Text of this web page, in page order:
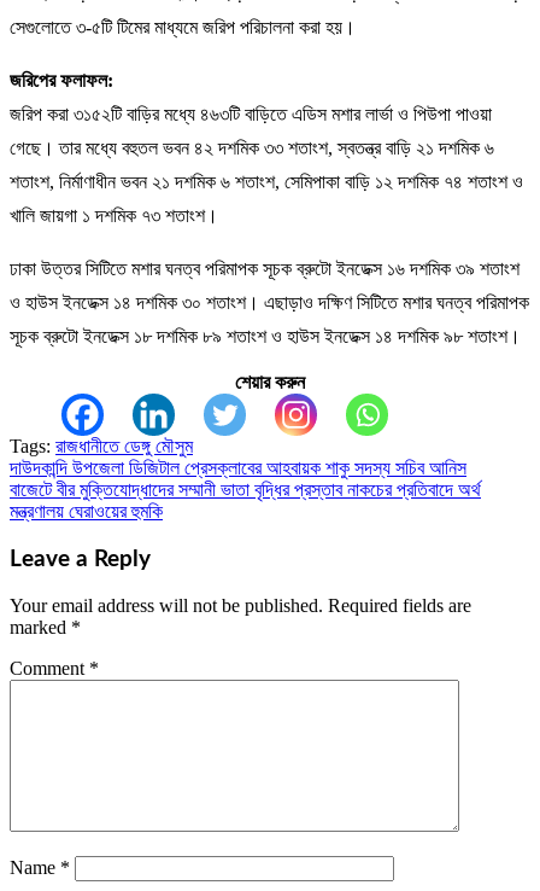
সেগুলোতে ৩-৫টি টিমের মাধ্যমে জরিপ পরিচালনা করা হয়।
জরিপের ফলাফল:
জরিপ করা ৩১৫২টি বাড়ির মধ্যে ৪৬৩টি বাড়িতে এডিস মশার লার্ভা ও পিউপা পাওয়া
গেছে। তার মধ্যে বহুতল ভবন ৪২ দশমিক ৩৩ শতাংশ, স্বতন্ত্র বাড়ি ২১ দশমিক ৬
শতাংশ, নির্মাণাধীন ভবন ২১ দশমিক ৬ শতাংশ, সেমিপাকা বাড়ি ১২ দশমিক ৭৪ শতাংশ ও
খালি জায়গা ১ দশমিক ৭৩ শতাংশ।
ঢাকা উত্তর সিটিতে মশার ঘনত্ব পরিমাপক সূচক ব্রুটো ইনডেক্স ১৬ দশমিক ৩৯ শতাংশ
ও হাউস ইনডেক্স ১৪ দশমিক ৩০ শতাংশ। এছাড়াও দক্ষিণ সিটিতে মশার ঘনত্ব পরিমাপক
সূচক ব্রুটো ইনডেক্স ১৮ দশমিক ৮৯ শতাংশ ও হাউস ইনডেক্স ১৪ দশমিক ৯৮ শতাংশ।
শেয়ার করুন
Tags: রাজধানীতে ডেঙ্গু মৌসুম
Post
navigation
দাউদকান্দি উপজেলা ডিজিটাল প্রেসক্লাবের আহবায়ক শাকু সদস্য সচিব আনিস
বাজেটে বীর মুক্তিযোদ্ধাদের সম্মানী ভাতা বৃদ্ধির প্রস্তাব নাকচের প্রতিবাদে অর্থ
মন্ত্রণালয় ঘেরাওয়ের হুমকি
Leave a Reply
Your email address will not be published. Required fields are
marked *
Comment *
Name *